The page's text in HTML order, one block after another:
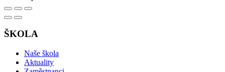
ŠKOLA
Naše škola
Aktuality